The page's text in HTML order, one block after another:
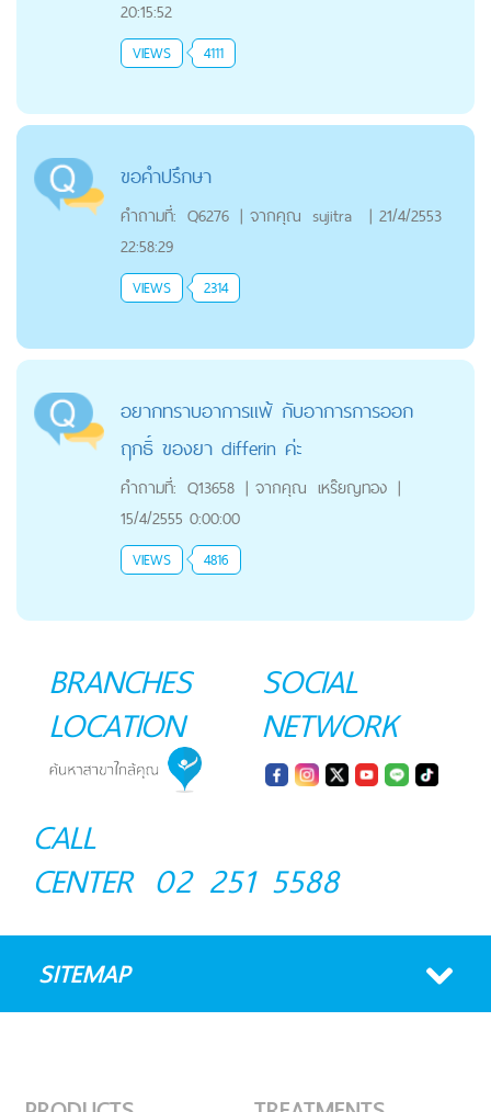
20:15:52
VIEWS 4111
ขอคำปรึกษา
คำถามที่: Q6276 | จากคุณ sujitra | 21/4/2553
22:58:29
VIEWS 2314
อยากทราบอาการแพ้ กับอาการการออก
ฤกธิ์ ของยา differin ค่ะ
คำถามที่: Q13658 | จากคุณ เหร๊ยญทอง |
15/4/2555 0:00:00
VIEWS 4816
BRANCHES
LOCATION
SOCIAL
NETWORK
CALL
CENTER 02 251 5588
SITEMAP